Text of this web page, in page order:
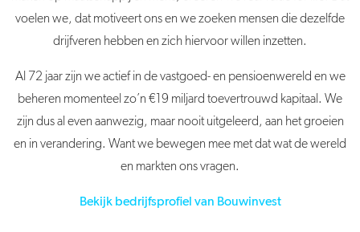
voelen we, dat motiveert ons en we zoeken mensen die dezelfde
drijfveren hebben en zich hiervoor willen inzetten.
Al 72 jaar zijn we actief in de vastgoed- en pensioenwereld en we
beheren momenteel zo’n €19 miljard toevertrouwd kapitaal. We
zijn dus al even aanwezig, maar nooit uitgeleerd, aan het groeien
en in verandering. Want we bewegen mee met dat wat de wereld
en markten ons vragen.
Bekijk bedrijfsprofiel van Bouwinvest